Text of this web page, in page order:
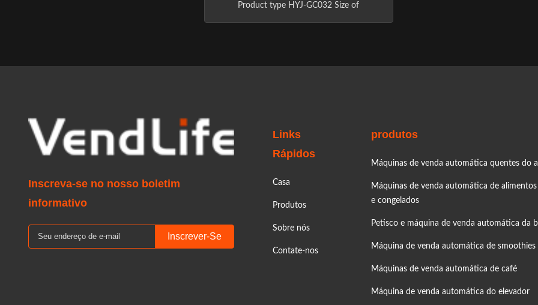
Product type HYJ-GC032 Size of
Inscreva-se no nosso boletim
informativo
Inscrever-Se
Links
Rápidos
Casa
Produtos
Sobre nós
Contate-nos
produtos
Máquinas de venda automática quentes do
Máquinas de venda automática de
e congelados
Petisco e máquina de venda automática da
Máquina de venda automática de smoothies
Máquinas de venda automática de café
Máquina de venda automática do elevador